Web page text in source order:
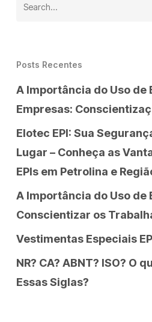
Posts Recentes
A Importância do Uso de
Empresas:
Elotec EPI: Sua
Lugar – Conheça as
EPIs em Petrolina e
A Importância do Uso de
Conscientizar os
Vestimentas Especiais
NR? CA? ABNT? ISO? O
Essas Siglas?